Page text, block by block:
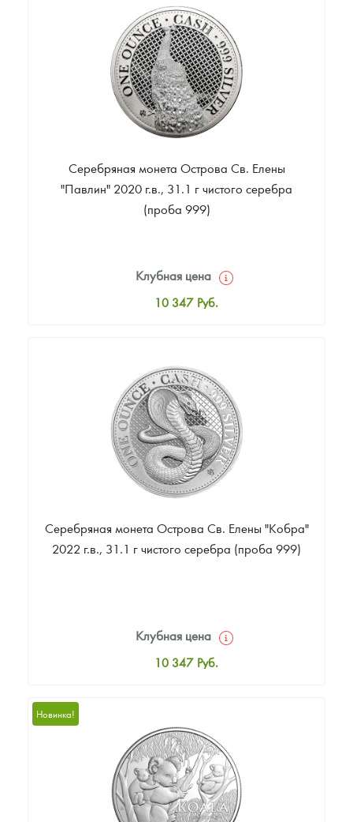
Цена выкупа
Звоните
Серебряная монета Острова Св. Елены
"Павлин" 2020 г.в., 31.1 г чистого серебра
(проба 999)
Клубная цена
10 347 Руб.
Цена выкупа
Звоните
Серебряная монета Острова Св. Елены "Кобра"
2022 г.в., 31.1 г чистого серебра (проба 999)
Клубная цена
10 347 Руб.
Цена выкупа
Звоните
Новинка!